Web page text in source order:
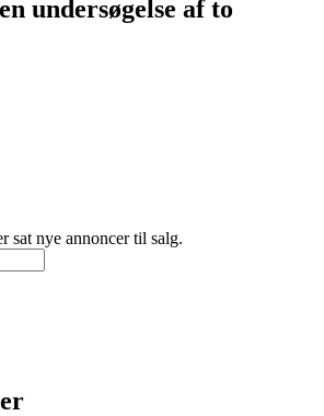
undersøgelse af to
sat nye annoncer til salg.